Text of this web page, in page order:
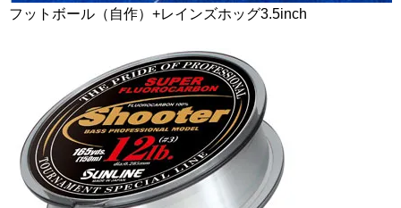
フットボール（自作）+レインズホッグ3.5inch